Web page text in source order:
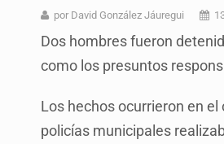
por David González Jáuregui
Dos hombres fueron
como los presuntos
Los hechos ocurrieron en
policías municipales